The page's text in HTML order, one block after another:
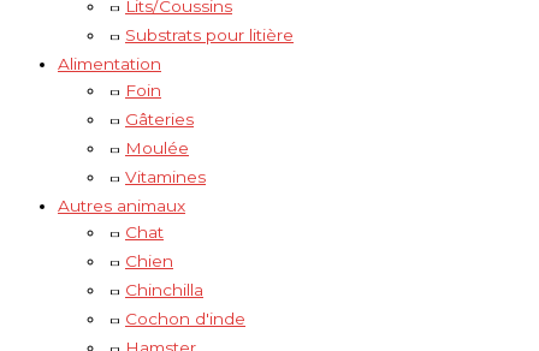
Lits/Coussins
Substrats pour litière
Alimentation
Foin
Gâteries
Moulée
Vitamines
Autres animaux
Chat
Chien
Chinchilla
Cochon d'inde